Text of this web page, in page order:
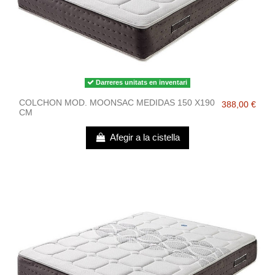
Darreres unitats en inventari
COLCHON MOD. MOONSAC MEDIDAS 150 X190
CM
388,00 €
Afegir a la cistella